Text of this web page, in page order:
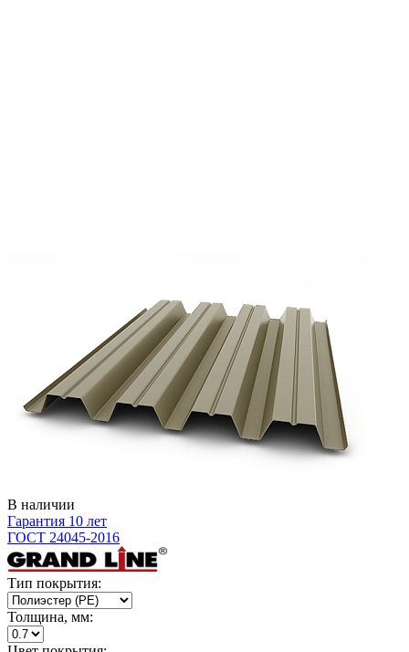
В наличии
Гарантия 10 лет
ГОСТ 24045-2016
Тип покрытия:
Толщина, мм: